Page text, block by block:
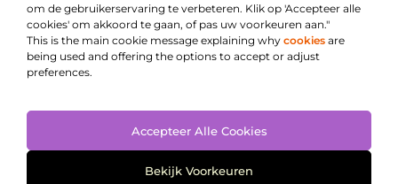
om de gebruikerservaring te verbeteren. Klik op 'Accepteer alle
cookies' om akkoord te gaan, of pas uw voorkeuren aan."
This is the main cookie message explaining why cookies are
being used and offering the options to accept or adjust
preferences.
Accepteer Alle Cookies
Bekijk Voorkeuren
Onze informatie
Website index Cookiebeleid (EU)
@2025 www.multiresource.nl. All Right Reserved.